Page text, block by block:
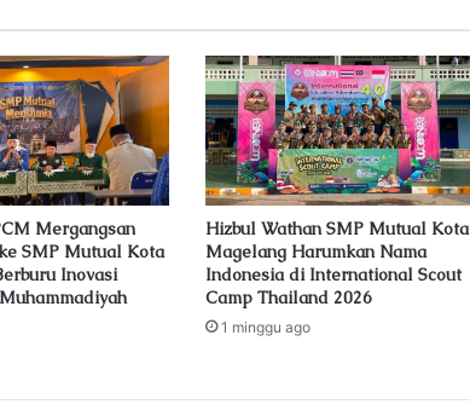
Mergangsan
SMP Mutual Kota
Inovasi
Hizbul Wathan SMP Mutual Kota
Magelang Harumkan Nama
Indonesia di International Scout
Camp Thailand 2026
1 minggu ago